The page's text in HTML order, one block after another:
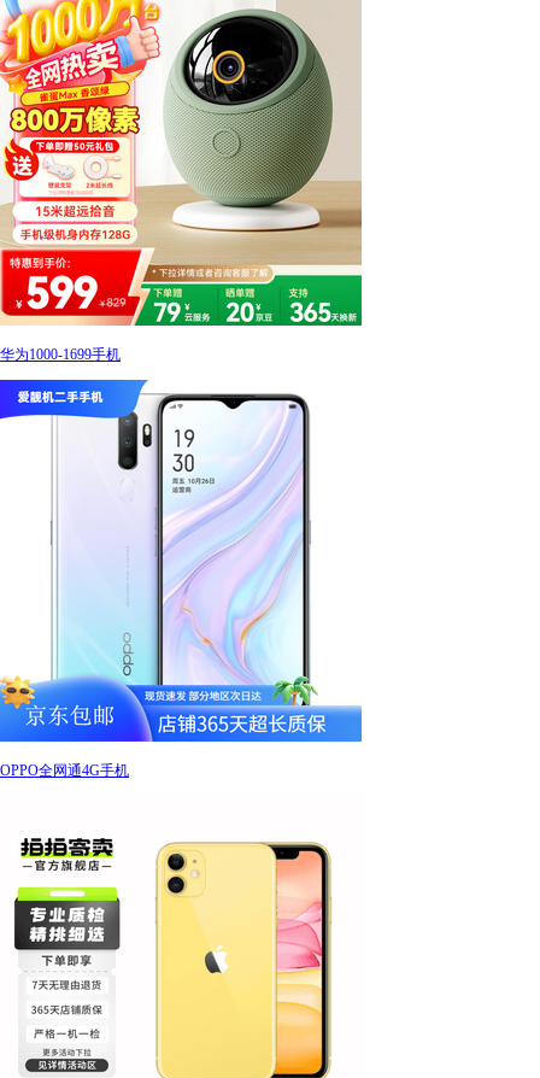
华为1000-1699手机
OPPO全网通4G手机